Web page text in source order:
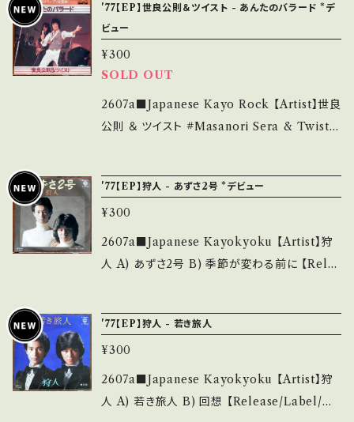
は ■■■状態・説明 / 発送について■■■ を
ご覧ください。 https://onbankutsu.thebase.i
n/items/14252144 お知らせ等は、About 画
る方のご購入をお願い致します。 Please purc
hase it if you understand that it is secon
d hand. *詳しくは ■■■状態・説明 / 発送に
ついて■■■ をご覧ください。 https://onbank
utsu.thebase.in/items/14252144 お知らせ
等は、About 画面にてご確認ください。 ___
ドラマ『3丁目4番地』主題歌/作詞:石坂浩二、作
曲:坂田晃一 HIT! ■参考視聴■ https://yout
u.be/BdkiOwiVlxQ?si=HtGouNTh1Gqe9
znp 【Condition】 Jacket/Record：B/A- (国
内盤) ________________________
_ 【About the state/状態説明】 S・新品未開
痛み多 *その他、+ - で補足しています。 *中古と
いう事をご理解して頂ける方のご購入をお願い
致します。 Please purchase it if you under
stand that it is second hand. *詳しくは ■
ms/14252144 お知らせ等は、About 画面にて
'77【EP】世良公則＆ツイスト - あんたのバラード *デ
ビュー
¥300
SOLD OUT
2607a■Japanese Kayo Rock 【Artist】世良
公則 ＆ ツイスト #Masanori Sera & Twist
ュー 【Condition】 Jacket/Record：B/B (国
内盤) ________________________
_ 【About the state/状態説明】 S・新品未開
封など A・綺麗・キズ等も無く、痛みも薄い B・多
いう事をご理解して頂ける方のご購入をお願い
致します。 Please purchase it if you under
stand that it is second hand. *詳しくは ■
■■状態・説明 / 発送について■■■ をご覧く
'77【EP】狩人 - あずさ2号 *デビュー
¥300
2607a■Japanese Kayokyoku 【Artist】狩
人 A) あずさ2号 B) 季節が変わる前に 【Rele
d：B/B (国内盤) *ジャケしわ __________
_______________ 【About the state/
状態説明】 S・新品未開封など A・綺麗・キズ等
も無く、痛みも薄い B・多少痛み・キズなど見ら
'77【EP】狩人 - 若き旅人
¥300
2607a■Japanese Kayokyoku 【Artist】狩
人 A) 若き旅人 B) 回想 【Release/Label/No